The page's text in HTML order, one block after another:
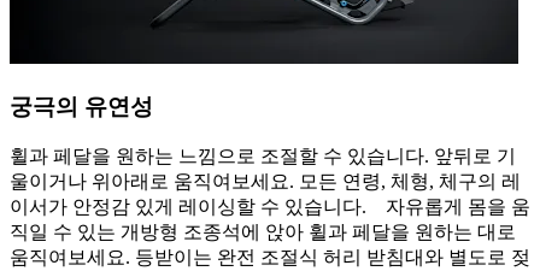
궁극의 유연성
휠과 페달을 원하는 느낌으로 조절할 수 있습니다. 앞뒤로 기
울이거나 위아래로 움직여보세요. 모든 연령, 체형, 체구의 레
이서가 안정감 있게 레이싱할 수 있습니다. 자유롭게 몸을 움
직일 수 있는 개방형 조종석에 앉아 휠과 페달을 원하는 대로
움직여보세요. 등받이는 완전 조절식 허리 받침대와 별도로 젖